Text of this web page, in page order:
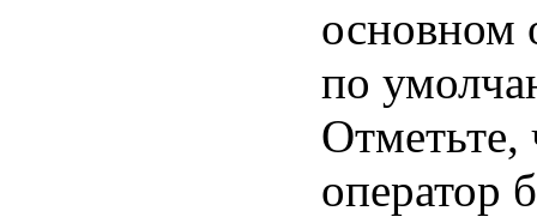
основном
по
Отметьте,
оператор